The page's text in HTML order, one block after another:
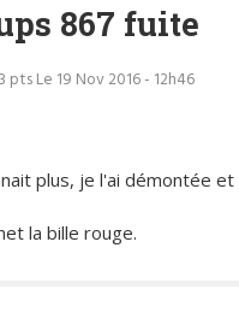
867 fuite
ptsLe 19 Nov 2016 - 12h46
plus, je l'ai démontée et
la bille rouge.